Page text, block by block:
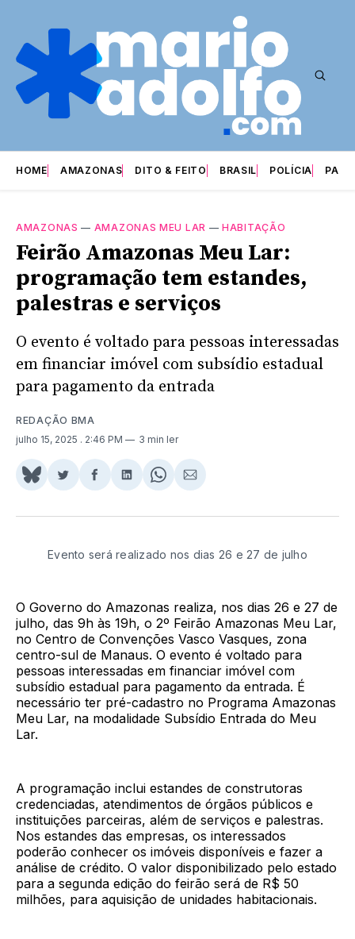
HOME AMAZONAS DITO & FEITO BRASIL POLÍCIA
AMAZONAS — AMAZONAS MEU LAR —HABITAÇÃO
Feirão Amazonas Meu Lar:
programação tem estandes,
palestras e serviços
O evento é voltado para pessoas interessadas
em financiar imóvel com subsídio estadual
para pagamento da entrada
REDAÇÃO BMA
julho 15, 2025 . 2:46 PM 3 min ler
Share
BlueSky
Compartilhar
Twitter
Compartilhar
Facebook
Compartilhar
LinkedIn
Share
WhatsApp
Compartilhar
Email
Evento será realizado nos dias 26 e 27 de julho
O Governo do Amazonas realiza, nos dias 26 e 27 de
julho, das 9h às 19h, o 2º Feirão Amazonas Meu Lar,
no Centro de Convenções Vasco Vasques, zona
centro-sul de Manaus. O evento é voltado para
pessoas interessadas em financiar imóvel com
subsídio estadual para pagamento da entrada. É
necessário ter pré-cadastro no Programa Amazonas
Meu Lar, na modalidade Subsídio Entrada do Meu
Lar.
A programação inclui estandes de construtoras
credenciadas, atendimentos de órgãos públicos e
instituições parceiras, além de serviços e palestras.
Nos estandes das empresas, os interessados
poderão conhecer os imóveis disponíveis e fazer a
análise de crédito. O valor disponibilizado pelo estado
para a segunda edição do feirão será de R$ 50
milhões, para aquisição de unidades habitacionais.